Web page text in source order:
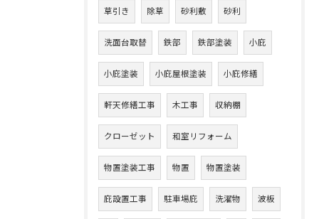
草引き 除草 砂利敷 砂利
洗面台取替 鉄部 鉄部塗装 小庇
小庇塗装 小庇屋根塗装 小庇修繕
軒天修繕工事 木工事 収納棚
クローゼット 和室リフォーム
物置塗装工事 物置 物置塗装
庇設置工事 駐車場庇 洗濯物 波板